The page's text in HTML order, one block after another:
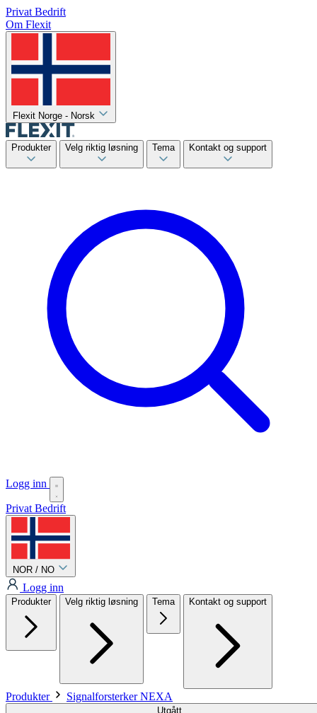
Privat Bedrift
Om Flexit
Flexit Norge - Norsk
Produkter Velg riktig løsning Tema Kontakt og support
Logg inn
Privat Bedrift
NOR / NO
Logg inn
Produkter Velg riktig løsning Tema Kontakt og support
Produkter Signalforsterker NEXA
Utgått